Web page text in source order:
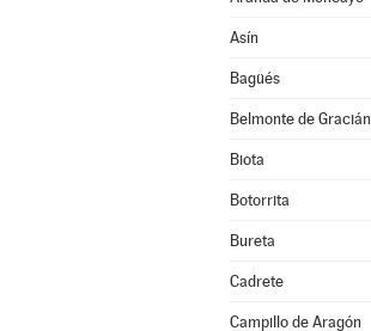
Asín
Bagüés
Belmonte de Gracián
Biota
Botorrita
Bureta
Cadrete
Campillo de Aragón